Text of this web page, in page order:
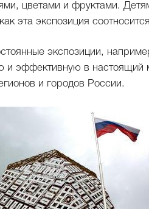
цветами и фруктами.
эта экспозиция
экспозиции,
и эффективную в
и городов России.